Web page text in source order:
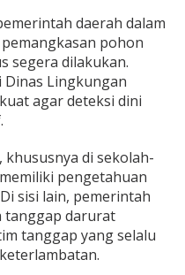
daerah dalam
pohon
segera dilakukan.
Dinas Lingkungan
agar deteksi dini
di sekolah-
pengetahuan
sisi lain, pemerintah
tanggap darurat
tanggap yang selalu